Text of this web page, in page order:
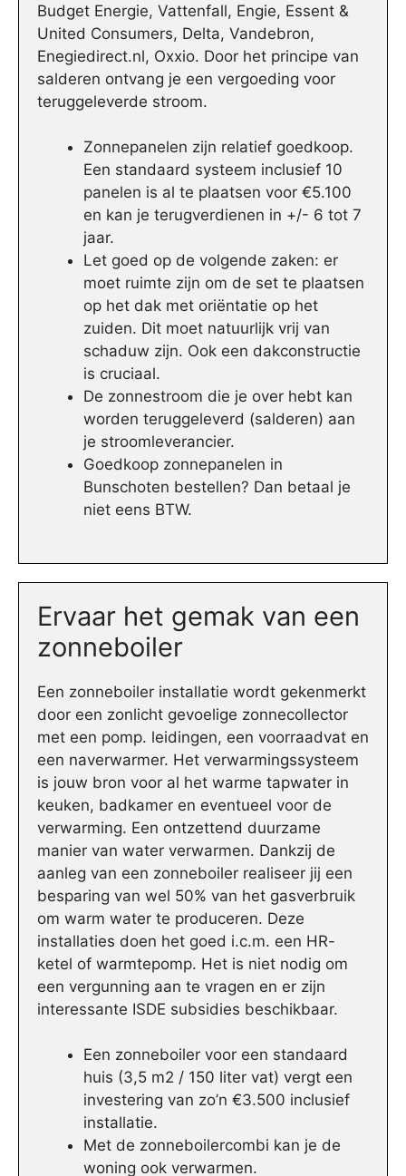
Budget Energie, Vattenfall, Engie, Essent &
United Consumers, Delta, Vandebron,
Enegiedirect.nl, Oxxio. Door het principe van
salderen ontvang je een vergoeding voor
teruggeleverde stroom.
Zonnepanelen zijn relatief goedkoop.
Een standaard systeem inclusief 10
panelen is al te plaatsen voor €5.100
en kan je terugverdienen in +/- 6 tot 7
jaar.
Let goed op de volgende zaken: er
moet ruimte zijn om de set te plaatsen
op het dak met oriëntatie op het
zuiden. Dit moet natuurlijk vrij van
schaduw zijn. Ook een dakconstructie
is cruciaal.
De zonnestroom die je over hebt kan
worden teruggeleverd (salderen) aan
je stroomleverancier.
Goedkoop zonnepanelen in
Bunschoten bestellen? Dan betaal je
niet eens BTW.
Ervaar het gemak van een
zonneboiler
Een zonneboiler installatie wordt gekenmerkt
door een zonlicht gevoelige zonnecollector
met een pomp. leidingen, een voorraadvat en
een naverwarmer. Het verwarmingssysteem
is jouw bron voor al het warme tapwater in
keuken, badkamer en eventueel voor de
verwarming. Een ontzettend duurzame
manier van water verwarmen. Dankzij de
aanleg van een zonneboiler realiseer jij een
besparing van wel 50% van het gasverbruik
om warm water te produceren. Deze
installaties doen het goed i.c.m. een HR-
ketel of warmtepomp. Het is niet nodig om
een vergunning aan te vragen en er zijn
interessante ISDE subsidies beschikbaar.
Een zonneboiler voor een standaard
huis (3,5 m2 / 150 liter vat) vergt een
investering van zo’n €3.500 inclusief
installatie.
Met de zonneboilercombi kan je de
woning ook verwarmen.